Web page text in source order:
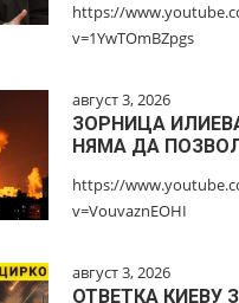
https://
v=1YwTOmBZpgs
август 3, 2026
ЗОРНИЦА
НЯМА ДА
https://
v=VouvaznEOHI
август 3, 2026
ОТВЕТКА КИЕВУ